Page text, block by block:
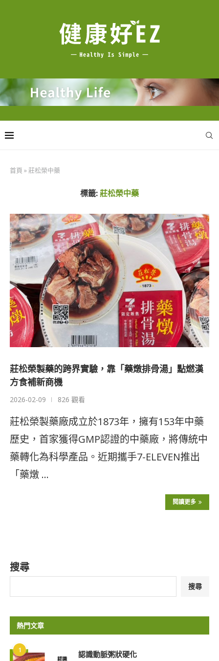
首頁 »莊松榮中藥
標籤:莊松榮中藥
莊松榮製藥的跨界實驗，靠「藥燉排骨湯」點燃漢
方食補新商機
2026-02-09 826 觀看
莊松榮製藥廠成立於1873年，擁有153年中藥
歷史，首家獲得GMP認證的中藥廠，將傳統中
藥轉化為科學產品。近期攜手7-ELEVEN推出
「藥燉 …
閱讀更多
搜尋
搜尋
熱門文章
1 認識動脈粥狀硬化